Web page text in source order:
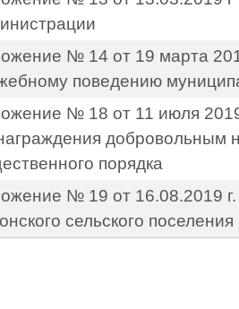
№ 14 от 19 марта
поведению
№ 18 от 11 июля
добровольным
порядка
№ 19 от 16.08.2019
сельского поселения